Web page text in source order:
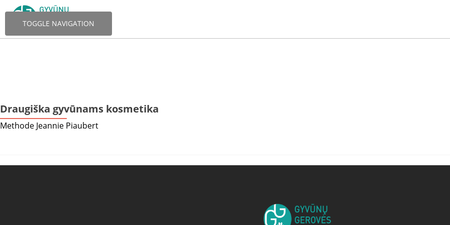
TOGGLE NAVIGATION
Draugiška gyvūnams kosmetika
Methode Jeannie Piaubert